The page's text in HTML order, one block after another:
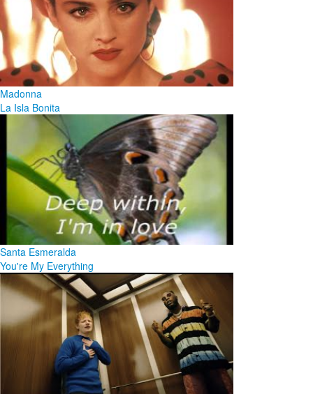
Madonna
La Isla Bonita
Santa Esmeralda
You're My Everything